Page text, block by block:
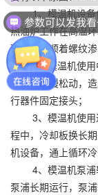
1、模温机设
热油炉工作在高温
环介质油顺着螺纹
2、模温机使
器件，慢慢松动，
行器件固定接头；
3、模温机使
程中，冷却板换长
机设备，通上循环
4、模温机泵浦
泵浦长期运行，泵
参数可以发我